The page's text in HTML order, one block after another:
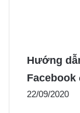
Hướng
22/09/2020